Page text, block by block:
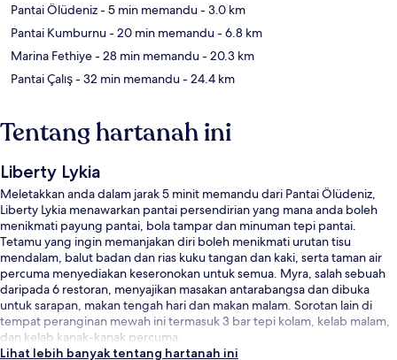
Pantai Ölüdeniz- 5 min memandu- 3.0 km
Pantai Kumburnu- 20 min memandu- 6.8 km
Marina Fethiye- 28 min memandu- 20.3 km
Pantai Çalış- 32 min memandu- 24.4 km
Tentang hartanah ini
Liberty Lykia
Meletakkan anda dalam jarak 5 minit memandu dari Pantai Ölüdeniz,
Liberty Lykia menawarkan pantai persendirian yang mana anda boleh
menikmati payung pantai, bola tampar dan minuman tepi pantai.
Tetamu yang ingin memanjakan diri boleh menikmati urutan tisu
mendalam, balut badan dan rias kuku tangan dan kaki, serta taman air
percuma menyediakan keseronokan untuk semua. Myra, salah sebuah
daripada 6 restoran, menyajikan masakan antarabangsa dan dibuka
untuk sarapan, makan tengah hari dan makan malam. Sorotan lain di
tempat peranginan mewah ini termasuk 3 bar tepi kolam, kelab malam,
dan kelab kanak-kanak percuma.
Lihat lebih banyak tentang hartanah ini